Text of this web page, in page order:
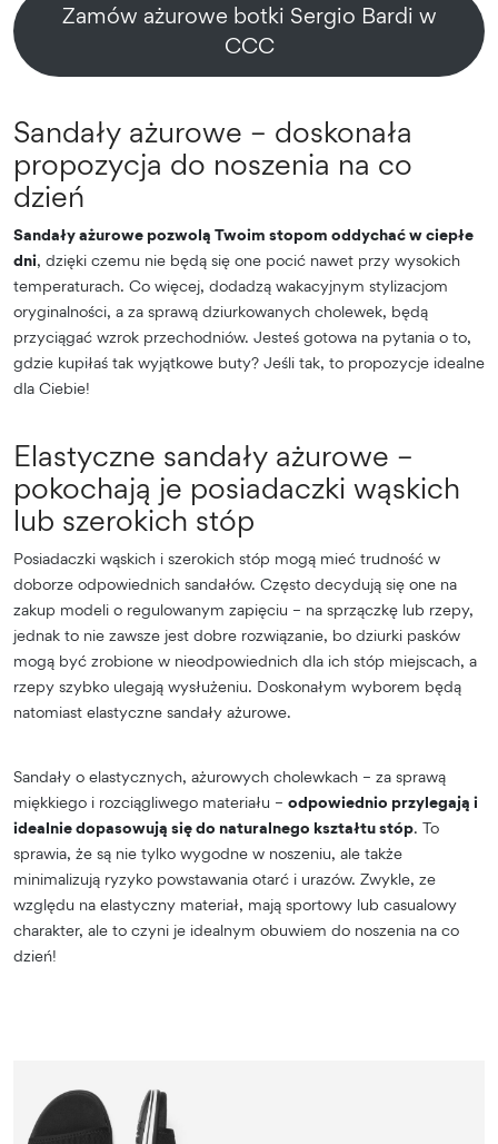
Zamów ażurowe botki Sergio Bardi w
CCC
Sandały ażurowe – doskonała
propozycja do noszenia na co
dzień
Sandały ażurowe pozwolą Twoim stopom oddychać w ciepłe
dni, dzięki czemu nie będą się one pocić nawet przy wysokich
temperaturach. Co więcej, dodadzą wakacyjnym stylizacjom
oryginalności, a za sprawą dziurkowanych cholewek, będą
przyciągać wzrok przechodniów. Jesteś gotowa na pytania o to,
gdzie kupiłaś tak wyjątkowe buty? Jeśli tak, to propozycje idealne
dla Ciebie!
Elastyczne sandały ażurowe –
pokochają je posiadaczki wąskich
lub szerokich stóp
Posiadaczki wąskich i szerokich stóp mogą mieć trudność w
doborze odpowiednich sandałów. Często decydują się one na
zakup modeli o regulowanym zapięciu – na sprzączkę lub rzepy,
jednak to nie zawsze jest dobre rozwiązanie, bo dziurki pasków
mogą być zrobione w nieodpowiednich dla ich stóp miejscach, a
rzepy szybko ulegają wysłużeniu. Doskonałym wyborem będą
natomiast elastyczne sandały ażurowe.
Sandały o elastycznych, ażurowych cholewkach – za sprawą
miękkiego i rozciągliwego materiału – odpowiednio przylegają i
idealnie dopasowują się do naturalnego kształtu stóp. To
sprawia, że są nie tylko wygodne w noszeniu, ale także
minimalizują ryzyko powstawania otarć i urazów. Zwykle, ze
względu na elastyczny materiał, mają sportowy lub casualowy
charakter, ale to czyni je idealnym obuwiem do noszenia na co
dzień!